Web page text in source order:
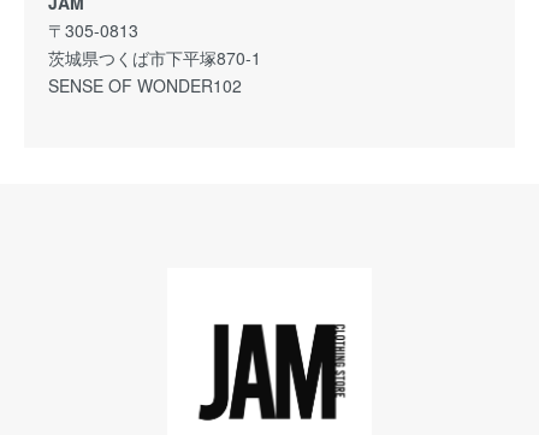
〒305-0813
茨城県つくば市下平塚870-1
SENSE OF WONDER102